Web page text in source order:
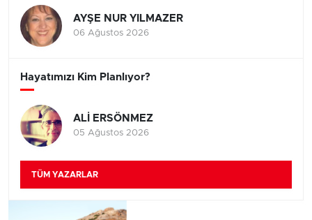
AYŞE NUR YILMAZER
06 Ağustos 2026
Hayatımızı Kim Planlıyor?
ALİ ERSÖNMEZ
05 Ağustos 2026
TÜM YAZARLAR